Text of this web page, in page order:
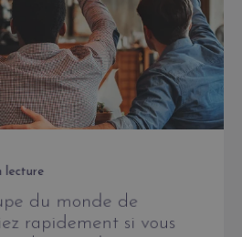
lecture
du monde de
rapidement si vous